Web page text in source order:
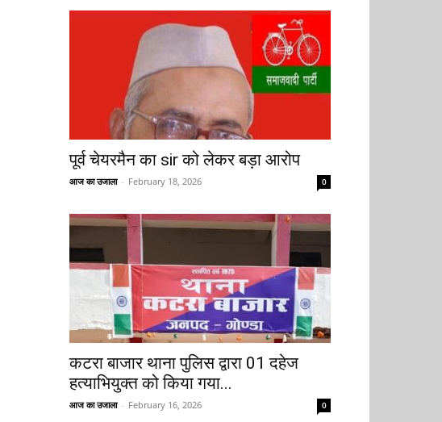
पूर्व चेयरमैन का sir को लेकर बड़ा आरोप
आज का उजाला - February 18, 2026 0
कटरा बाजार थाना पुलिस द्वारा 01 दहेज
हत्याभियुक्त को किया गया...
आज का उजाला - February 16, 2026 0